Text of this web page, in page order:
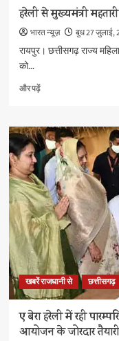
पढ़ें
हरेली से मुख्यमंत्री
भारत न्यूज़ बुध 27 जुलाई,
रायपुर। छत्तीसगढ़ राज्य
को...
और पढ़ेंहरेली
महतारी
न्याय
रथ
यात्रा
की
होगी
शुरूआत
के
बारे
में
और
पढ़ें
खबरें राजधानी से छत्तीसगढ़
ए बेरा हरेली में रही
आयोजन के जोरदार तैयारी